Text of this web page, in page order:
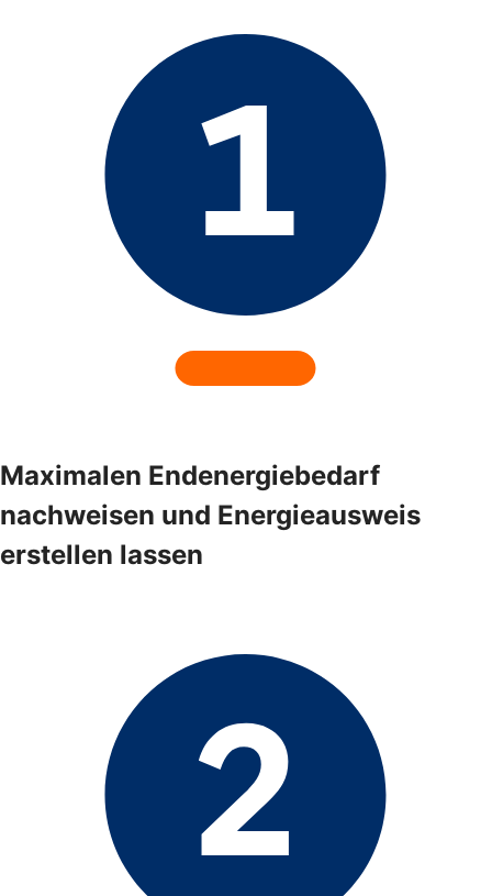
Maximalen Endenergiebedarf
nachweisen und Energieausweis
erstellen lassen